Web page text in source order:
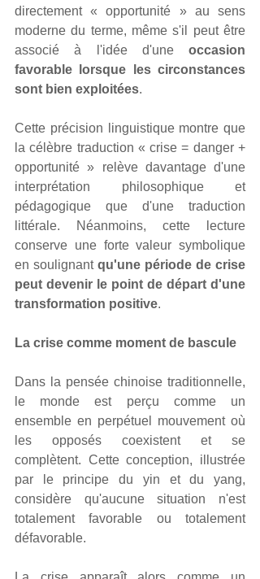
directement « opportunité » au sens
moderne du terme, même s'il peut être
associé à l'idée d'une occasion
favorable lorsque les circonstances
sont bien exploitées.
Cette précision linguistique montre que
la célèbre traduction « crise = danger +
opportunité » relève davantage d'une
interprétation philosophique et
pédagogique que d'une traduction
littérale. Néanmoins, cette lecture
conserve une forte valeur symbolique
en soulignant qu'une période de crise
peut devenir le point de départ d'une
transformation positive.
La crise comme moment de bascule
Dans la pensée chinoise traditionnelle,
le monde est perçu comme un
ensemble en perpétuel mouvement où
les opposés coexistent et se
complètent. Cette conception, illustrée
par le principe du yin et du yang,
considère qu'aucune situation n'est
totalement favorable ou totalement
défavorable.